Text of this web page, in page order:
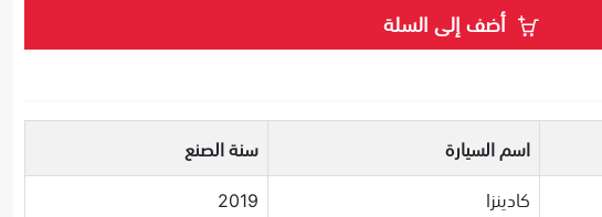
أضف إلى السلة
اسم السيارة
سنة الصنع
كادينزا 2019